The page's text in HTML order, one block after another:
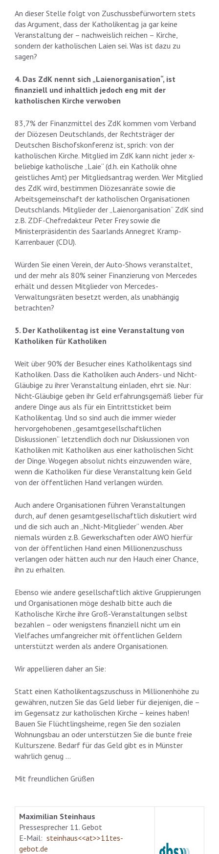
An dieser Stelle folgt von Zuschussbefürwortern stets
das Argument, dass der Katholikentag ja gar keine
Veranstaltung der – nachweislich reichen – Kirche,
sondern der katholischen Laien sei. Was ist dazu zu
sagen?
4. Das ZdK nennt sich „Laienorganisation“, ist
finanziell und inhaltlich jedoch eng mit der
katholischen Kirche verwoben
83,7% der Finanzmittel des ZdK kommen vom Verband
der Diözesen Deutschlands, der Rechtsträger der
Deutschen Bischofskonferenz ist, sprich: von der
katholischen Kirche. Mitglied im ZdK kann nicht jeder x-
beliebige katholische „Laie“ (d.h. ein Katholik ohne
geistliches Amt) per Mitgliedsantrag werden. Wer Mitglied
des ZdK wird, bestimmen Diözesanräte sowie die
Arbeitsgemeinschaft der katholischen Organisationen
Deutschlands. Mitglieder der „Laienorganisation“ ZdK sind
z.B. ZDF-Chefredakteur Peter Frey sowie die
Ministerpräsidentin des Saarlands Annegret Kramp-
Karrenbauer (CDU).
Würden Sie einen Verein, der Auto-Shows veranstaltet,
und der mehr als 80% seiner Finanzierung von Mercedes
erhält und dessen Mitglieder von Mercedes-
Verwaltungsräten besetzt werden, als unabhängig
betrachten?
5. Der Katholikentag ist eine Veranstaltung von
Katholiken für Katholiken
Weit über 90% der Besucher eines Katholikentags sind
Katholiken. Dass die Katholiken auch Anders- und Nicht-
Gläubige zu ihrer Veranstaltung einladen, ehrt sie. Nur:
Nicht-Gläubige geben ihr Geld erfahrungsgemäß lieber für
andere Dinge aus als für ein Eintrittsticket beim
Katholikentag. Und so sind auch die immer wieder
hervorgehobenen „gesamtgesellschaftlichen
Diskussionen“ letztendlich doch nur Diskussionen von
Katholiken mit Katholiken aus einer katholischen Sicht
der Dinge. Wogegen absolut nichts einzuwenden wäre,
wenn die Katholiken für diese Veranstaltung kein Geld
von der öffentlichen Hand verlangen würden.
Auch andere Organisationen führen Veranstaltungen
durch, auf denen gesamtgesellschaftlich diskutiert wird
und die sich auch an „Nicht-Mitglieder“ wenden. Aber
niemals würden z.B. Gewerkschaften oder AWO hierfür
von der öffentlichen Hand einen Millionenzuschuss
verlangen oder hätten auch nur den Hauch einer Chance,
ihn zu erhalten.
Ebenso wie andere gesellschaftlich aktive Gruppierungen
und Organisationen möge deshalb bitte auch die
Katholische Kirche ihre Groß-Veranstaltungen selbst
bezahlen – oder wenigstens finanziell nicht um ein
Vielfaches umfangreicher mit öffentlichen Geldern
unterstützt werden als andere Organisationen.
Wir appellieren daher an Sie:
Statt einen Katholikentagszuschuss in Millionenhöhe zu
gewähren, nutzen Sie das Geld lieber für diejenigen, die –
im Gegensatz zur katholischen Kirche – keines haben!
Bauen Sie Flüchtlingsheime, regen Sie den sozialen
Wohnungsbau an oder unterstützen Sie die bunte freie
Kulturszene. Bedarf für das Geld gibt es in Münster
wahrlich genug …
Mit freundlichen Grüßen
Maximilian Steinhaus
Pressesprecher 11. Gebot
E-Mail: steinhaus<<at>>11tes-
gebot.de